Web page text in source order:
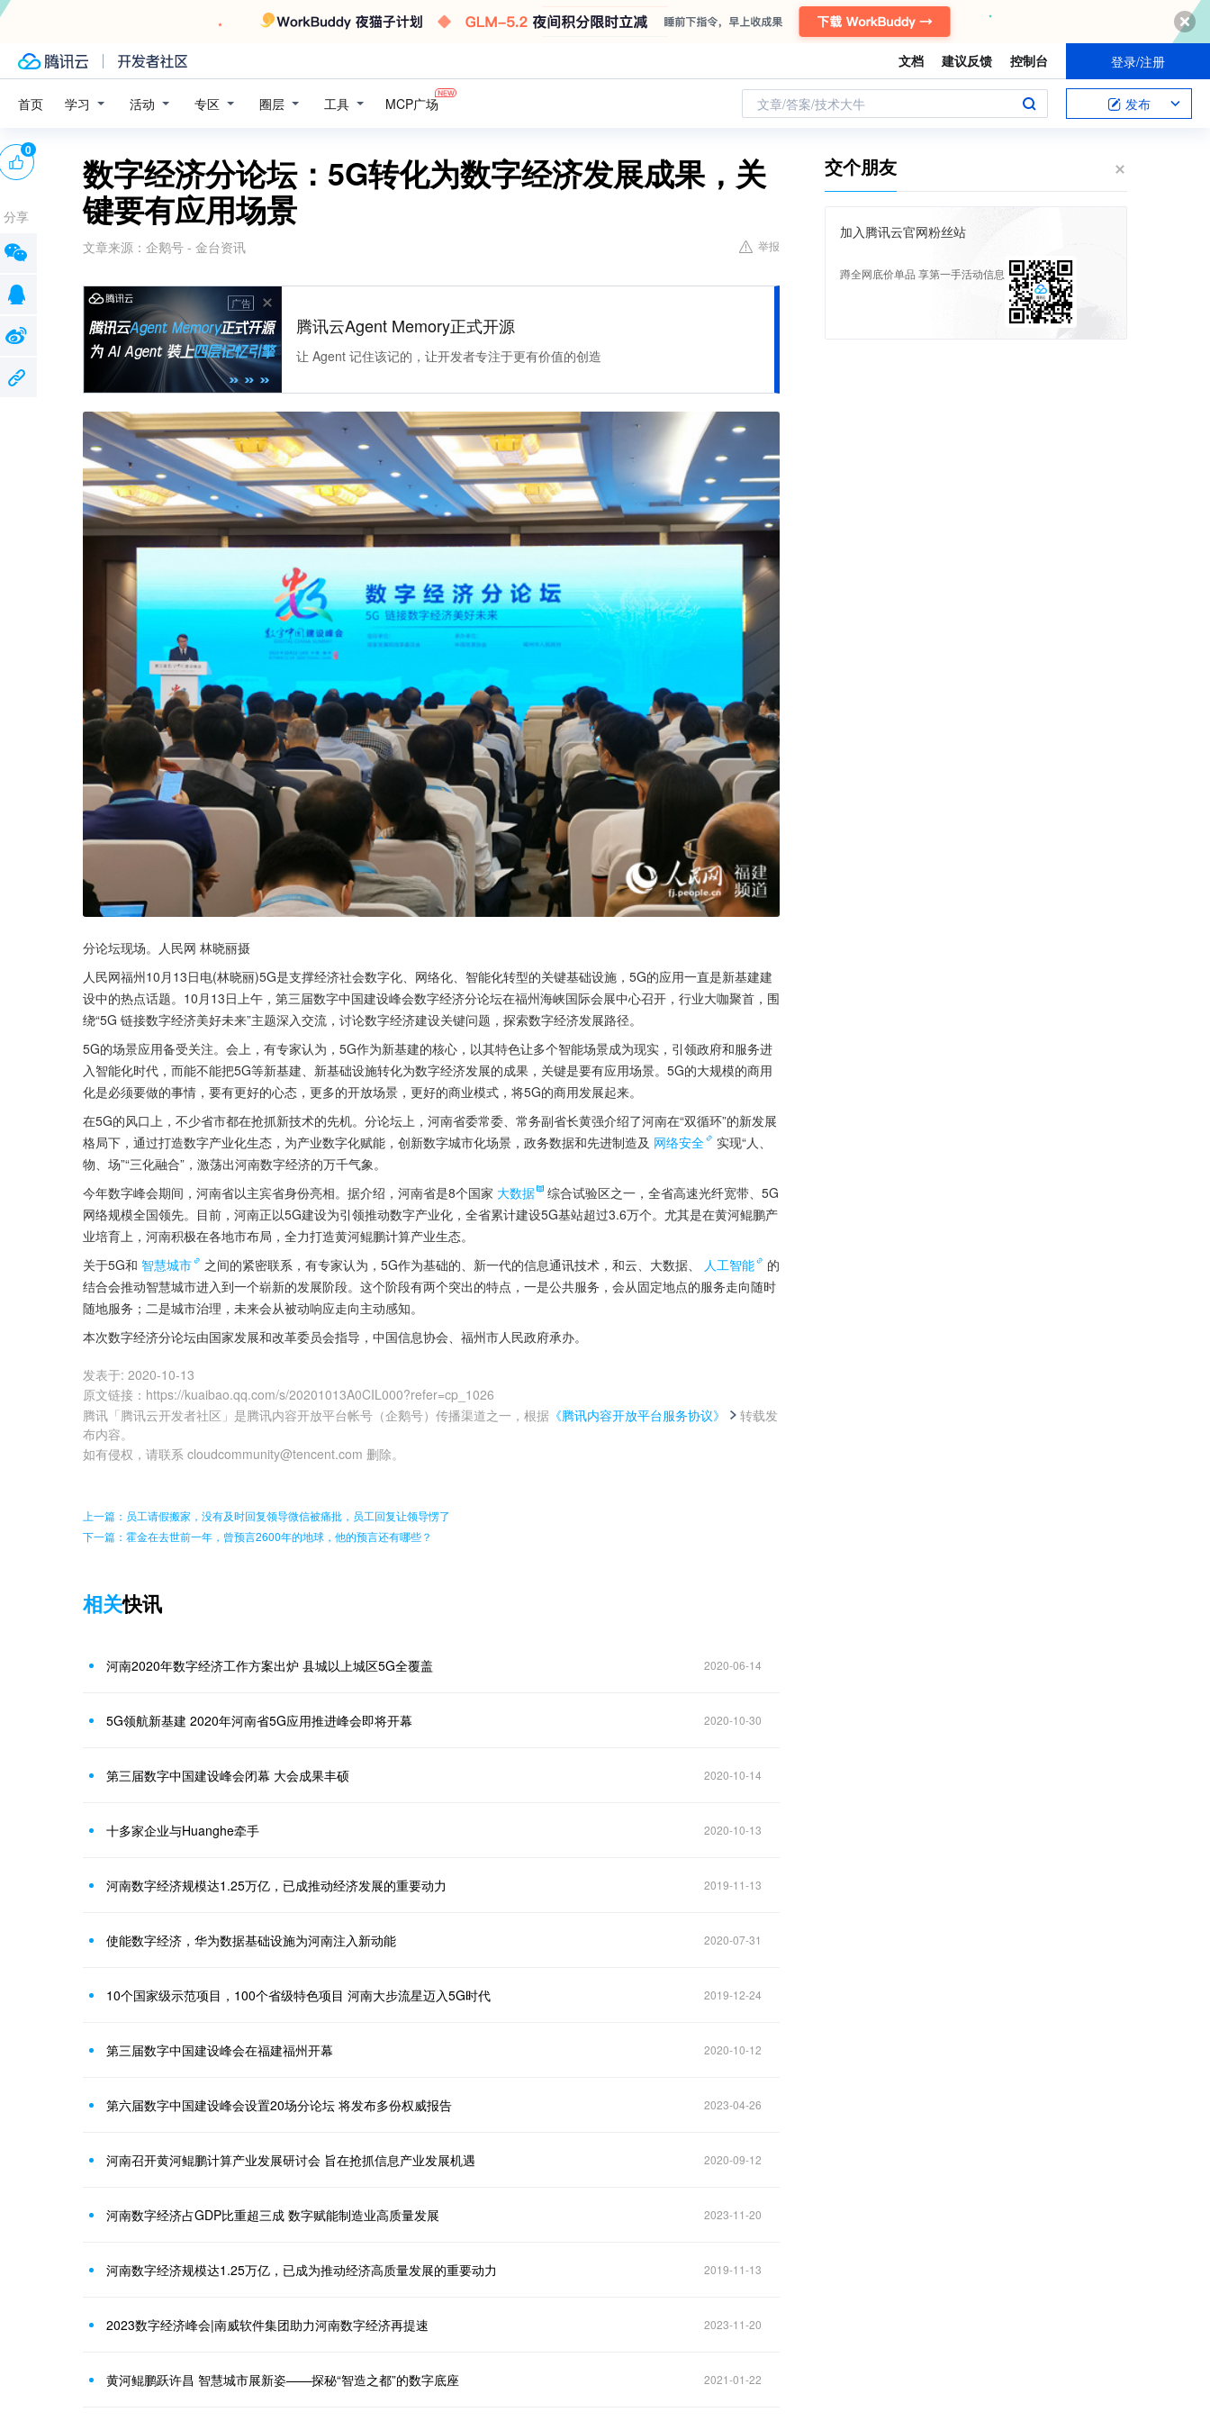
文档 建议反馈 控制台 登录/注册
首页 学习 活动 专区 圈层 工具 MCP广场 文章/答案/技术大牛 发布
数字经济分论坛：5G转化为数字经济发展成果，关
键要有应用场景
文章来源： 企鹅号 - 金台资讯 举报
广告
腾讯云Agent Memory正式开源
让 Agent 记住该记的，让开发者专注于更有价值的创造
分论坛现场。人民网 林晓丽摄
人民网福州10月13日电(林晓丽)5G是支撑经济社会数字化、网络化、智能化转型的关键基础设施，5G的应用一直是新基建建
设中的热点话题。10月13日上午，第三届数字中国建设峰会数字经济分论坛在福州海峡国际会展中心召开，行业大咖聚首，围
绕“5G 链接数字经济美好未来”主题深入交流，讨论数字经济建设关键问题，探索数字经济发展路径。
5G的场景应用备受关注。会上，有专家认为，5G作为新基建的核心，以其特色让多个智能场景成为现实，引领政府和服务进
入智能化时代，而能不能把5G等新基建、新基础设施转化为数字经济发展的成果，关键是要有应用场景。5G的大规模的商用
化是必须要做的事情，要有更好的心态，更多的开放场景，更好的商业模式，将5G的商用发展起来。
在5G的风口上，不少省市都在抢抓新技术的先机。分论坛上，河南省委常委、常务副省长黄强介绍了河南在“双循环”的新发展
格局下，通过打造数字产业化生态，为产业数字化赋能，创新数字城市化场景，政务数据和先进制造及 网络安全
实现“人、
物、场”“三化融合”，激荡出河南数字经济的万千气象。
今年数字峰会期间，河南省以主宾省身份亮相。据介绍，河南省是8个国家 大数据
综合试验区之一，全省高速光纤宽带、5G
网络规模全国领先。目前，河南正以5G建设为引领推动数字产业化，全省累计建设5G基站超过3.6万个。尤其是在黄河鲲鹏产
业培育上，河南积极在各地市布局，全力打造黄河鲲鹏计算产业生态。
关于5G和 智慧城市 之间的紧密联系，有专家认为，5G作为基础的、新一代的信息通讯技术，和云、大数据、 人工智能
的
结合会推动智慧城市进入到一个崭新的发展阶段。这个阶段有两个突出的特点，一是公共服务，会从固定地点的服务走向随时
随地服务；二是城市治理，未来会从被动响应走向主动感知。
本次数字经济分论坛由国家发展和改革委员会指导，中国信息协会、福州市人民政府承办。
发表于: 2020-10-13
原文链接 ： https://kuaibao.qq.com/s/20201013A0CIL000?refer=cp_1026
腾讯「腾讯云开发者社区」是腾讯内容开放平台帐号（企鹅号）传播渠道之一，根据 《腾讯内容开放平台服务协议》
转载发
布内容。
如有侵权，请联系 cloudcommunity@tencent.com 删除。
0
分享
上一篇：员工请假搬家，没有及时回复领导微信被痛批，员工回复让领导愣了
下一篇：霍金在去世前一年，曾预言2600年的地球，他的预言还有哪些？
相关快讯
河南2020年数字经济工作方案出炉 县城以上城区5G全覆盖 2020-06-14
5G领航新基建 2020年河南省5G应用推进峰会即将开幕 2020-10-30
第三届数字中国建设峰会闭幕 大会成果丰硕 2020-10-14
十多家企业与Huanghe牵手 2020-10-13
河南数字经济规模达1.25万亿，已成推动经济发展的重要动力 2019-11-13
使能数字经济，华为数据基础设施为河南注入新动能 2020-07-31
10个国家级示范项目，100个省级特色项目 河南大步流星迈入5G时代 2019-12-24
第三届数字中国建设峰会在福建福州开幕 2020-10-12
第六届数字中国建设峰会设置20场分论坛 将发布多份权威报告 2023-04-26
河南召开黄河鲲鹏计算产业发展研讨会 旨在抢抓信息产业发展机遇 2020-09-12
河南数字经济占GDP比重超三成 数字赋能制造业高质量发展 2023-11-20
河南数字经济规模达1.25万亿，已成为推动经济高质量发展的重要动力 2019-11-13
2023数字经济峰会|南威软件集团助力河南数字经济再提速 2023-11-20
黄河鲲鹏跃许昌 智慧城市展新姿——探秘“智造之都”的数字底座 2021-01-22
交个朋友
加入腾讯云官网粉丝站
蹲全网底价单品 享第一手活动信息